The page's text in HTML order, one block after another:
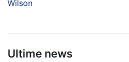
Wilson
Ultime news